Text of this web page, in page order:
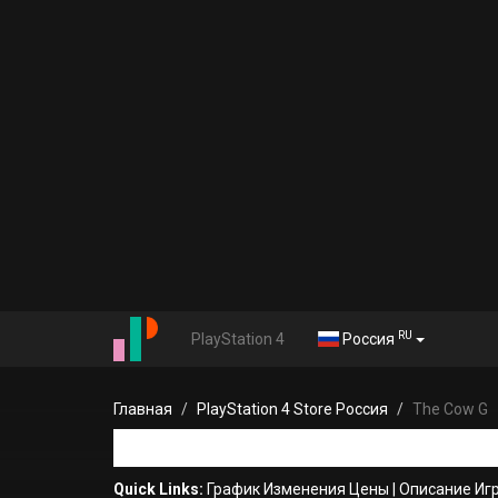
PlayStation 4 Россия RU
Главная PlayStation 4 Store Россия The Cow G
Quick Links: График Изменения Цены Описание